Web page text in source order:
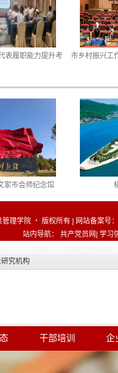
表履职能力提升考
市乡村振兴工
家市会师纪念馆
理学院 ・ 版权所有 | 网站备案号：
站内导航： 共产党员网 学习
究机构
干部培训 企